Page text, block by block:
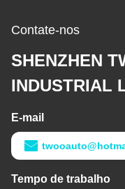
Contate-nos
SHENZHEN
INDUSTRIAL
E-mail
Tempo de trabalho